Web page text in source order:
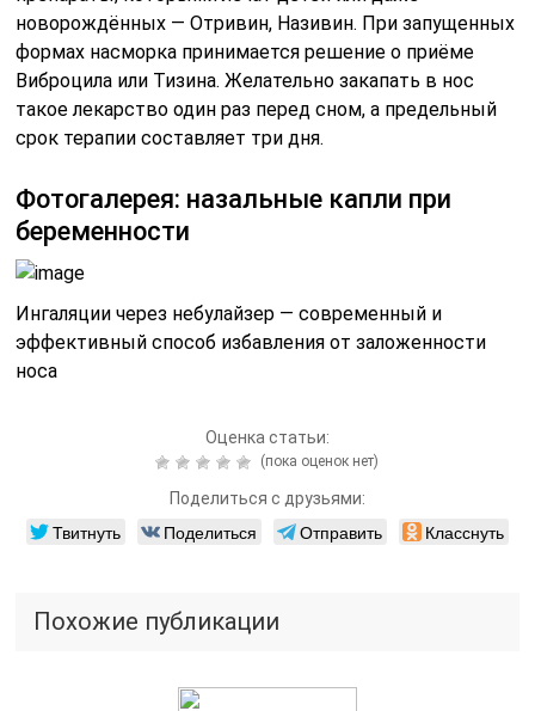
новорождённых — Отривин, Називин. При запущенных
формах насморка принимается решение о приёме
Виброцила или Тизина. Желательно закапать в нос
такое лекарство один раз перед сном, а предельный
срок терапии составляет три дня.
Фотогалерея: назальные капли при
беременности
Ингаляции через небулайзер — современный и
эффективный способ избавления от заложенности
носа
Оценка статьи:
(пока оценок нет)
Поделиться с друзьями:
Твитнуть Поделиться Отправить Класснуть
Похожие публикации